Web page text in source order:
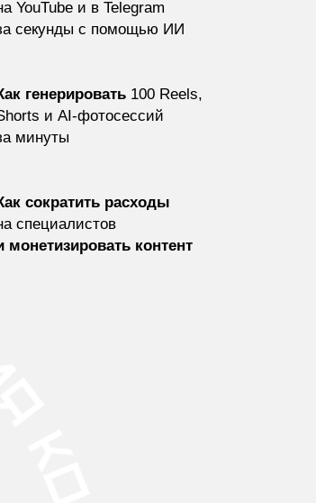
YouTube и в Telegram
секунды с помощью ИИ
генерировать 100 Reels,
и AI-фотосессий
минуты
сократить расходы
специалистов
монетизировать контент